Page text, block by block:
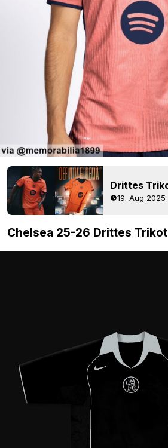
19. Aug 2025
Chelsea 25-26 Drittes Trikot